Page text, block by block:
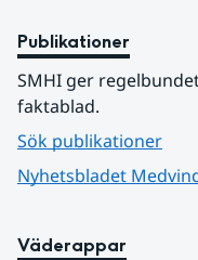
Publikationer
SMHI ger
faktablad.
Sök publikationer
Nyhetsbladet
Väderappar